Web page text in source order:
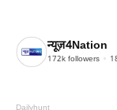
न्यूज़4Nation
172k followers